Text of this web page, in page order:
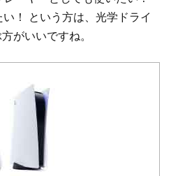
！ という方は、光学ドライ
がいいですね。